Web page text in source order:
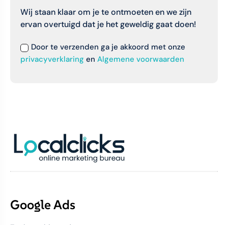
Wij staan klaar om je te ontmoeten en we zijn
ervan overtuigd dat je het geweldig gaat doen!
Door te verzenden ga je akkoord met onze
privacyverklaring en Algemene voorwaarden
Google Ads